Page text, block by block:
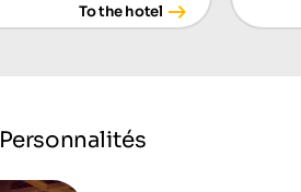
To the hotel
Personnalités